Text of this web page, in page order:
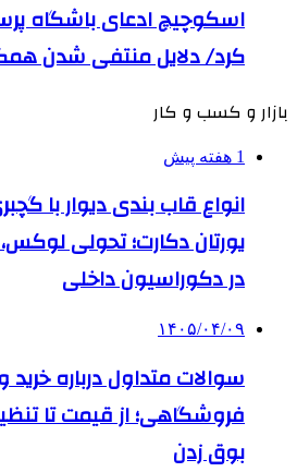
اسکوچیچ ادعای باشگاه
کرد/ دلایل منتفی شدن
بازار و کسب و کار
1 هفته پیش
انواع قاب بندی دیوار با
یورتان دکارت؛ تحولی
در دکوراسیون داخلی
۱۴۰۵/۰۴/۰۹
سوالات متداول درباره
فروشگاهی؛ از قیمت تا
بوق زدن